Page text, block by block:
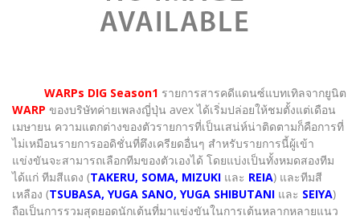
WARPs DIG Season1 รายการสารคดีแดนซ์แบทเทิลจากยูนิต
WARP ของบริษัทค่ายเพลงญี่ปุ่น avex ได้เริ่มปล่อยให้ชมตั้งแต่เดือน
เมษายน ความแตกต่างของตัวรายการที่เป็นเสน่ห์น่าติดตามก็คือการที่
ไม่เหมือนรายการออดิชั่นที่ตึงเครียดอื่นๆ สำหรับรายการนี้ผู้เข้า
แข่งขันจะสามารถเลือกทีมของตัวเองได้ โดยแบ่งเป็นทั้งหมดสองทีม
ได้แก่ ทีมสีแดง (TAKERU, SOMA, MIZUKI และ REIA) และทีมสี
เหลือง (TSUBASA, YUGA SANO, YUGA SHIBUTANI และ SEIYA)
ถือเป็นการรวมสุดยอดนักเต้นที่มาแข่งขันในการเต้นหลากหลายแนว